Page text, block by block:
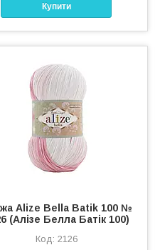
Купити
Alize Bella Batik 100 №
(Алізе Белла Батік 100)
2126